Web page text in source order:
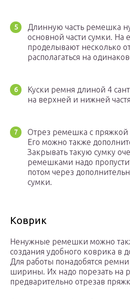
Длинную часть ремешка
основной части сумки. На
проделывают несколько
располагаться на
Куски ремня длиной 4
на верхней и нижней
Отрез ремешка с пряжкой
Его можно также
Закрывать такую сумку
ремешками надо
потом через
сумки.
Коврик
Ненужные ремешки можно
создания удобного коврика в
Для работы понадобятся
ширины. Их надо порезать на
предварительно отрезав